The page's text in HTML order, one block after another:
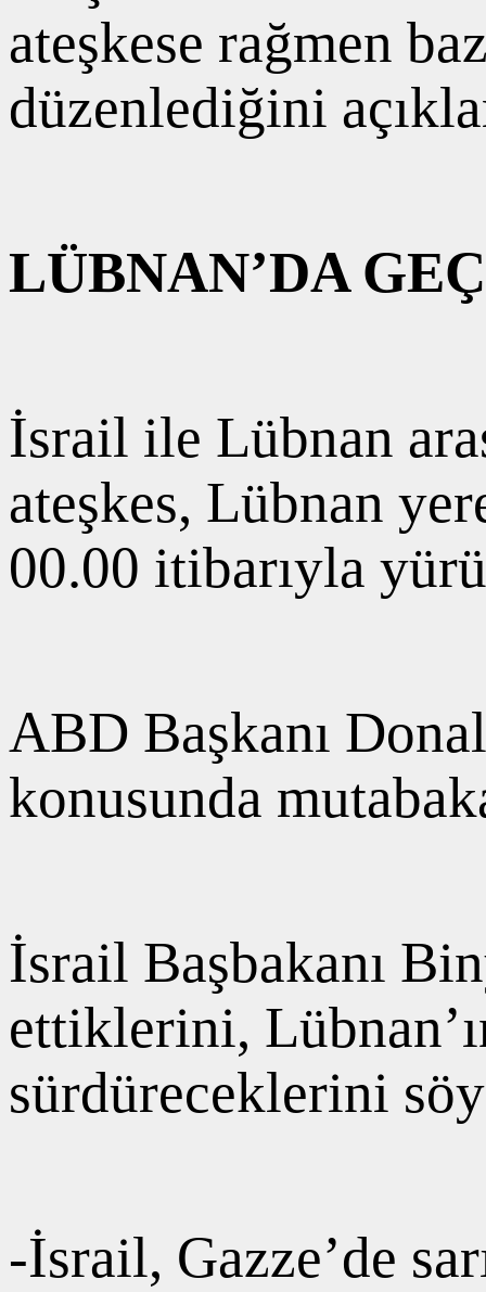
ateşkese rağmen
düzenlediğini
LÜBNAN’DA
İsrail ile Lübnan
ateşkes, Lübnan
00.00 itibarıyla
ABD Başkanı
konusunda
İsrail Başbakanı
ettiklerini,
sürdüreceklerini
-İsrail, Gazze’de